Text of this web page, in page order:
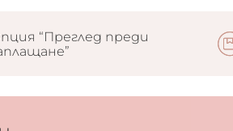
“Преглед преди